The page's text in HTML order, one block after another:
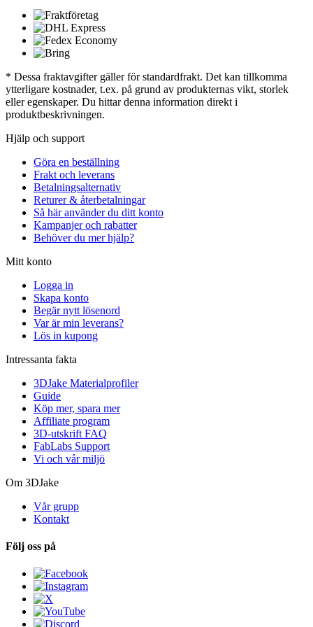
* Dessa fraktavgifter gäller för standardfrakt. Det kan tillkomma
ytterligare kostnader, t.ex. på grund av produkternas vikt, storlek
eller egenskaper. Du hittar denna information direkt i
produktbeskrivningen.
Hjälp och support
Göra en beställning
Frakt och leverans
Betalningsalternativ
Returer & återbetalningar
Så här använder du ditt konto
Kampanjer och rabatter
Behöver du mer hjälp?
Mitt konto
Logga in
Skapa konto
Begär nytt lösenord
Var är min leverans?
Lös in kupong
Intressanta fakta
3DJake Materialprofiler
Guide
Köp mer, spara mer
Affiliate program
3D-utskrift FAQ
FabLabs Support
Vi och vår miljö
Om 3DJake
Vår grupp
Kontakt
Följ oss på